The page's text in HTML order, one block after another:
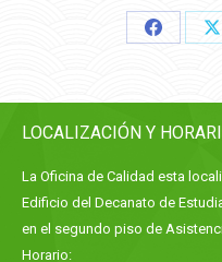
Share
X
LOCALIZACIÓN Y
La Oficina de Calidad esta
Edificio del Decanato de
en el segundo piso de
Horario: